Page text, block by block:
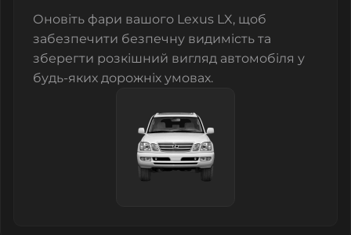
Оновіть фари вашого Lexus LX, щоб
забезпечити безпечну видимість та
зберегти розкішний вигляд автомобіля у
будь-яких дорожніх умовах.